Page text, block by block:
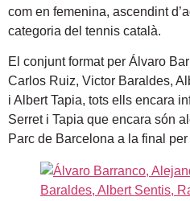
com en femenina, ascendint
categoria del tennis català.
El conjunt format per Álvaro
Carlos Ruiz, Victor Baraldes,
i Albert Tapia, tots ells encara
Serret i Tapia que encara són
Parc de Barcelona a la final per